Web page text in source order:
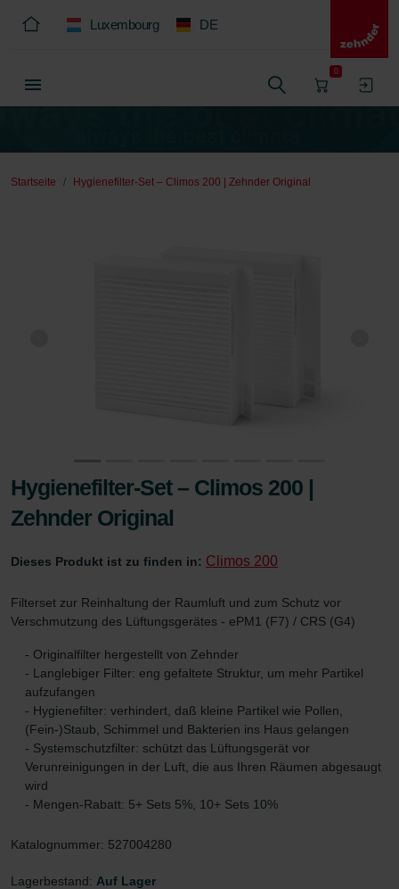
Luxembourg DE
0
Startseite Hygienefilter-Set – Climos 200 | Zehnder Original
Hygienefilter-Set – Climos 200 |
Zehnder Original
Dieses Produkt ist zu finden in: Climos 200
Filterset zur Reinhaltung der Raumluft und zum Schutz vor
Verschmutzung des Lüftungsgerätes - ePM1 (F7) / CRS (G4)
- Originalfilter hergestellt von Zehnder
- Langlebiger Filter: eng gefaltete Struktur, um mehr Partikel
aufzufangen
- Hygienefilter: verhindert, daß kleine Partikel wie Pollen,
(Fein-)Staub, Schimmel und Bakterien ins Haus gelangen
- Systemschutzfilter: schützt das Lüftungsgerät vor
Verunreinigungen in der Luft, die aus Ihren Räumen abgesaugt
wird
- Mengen-Rabatt: 5+ Sets 5%, 10+ Sets 10%
Katalognummer: 527004280
Lagerbestand: Auf Lager